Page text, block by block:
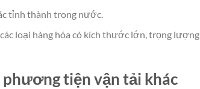
tỉnh thành trong nước.
loại hàng hóa có kích thước lớn, trọng lượng
phương tiện vận tải khác